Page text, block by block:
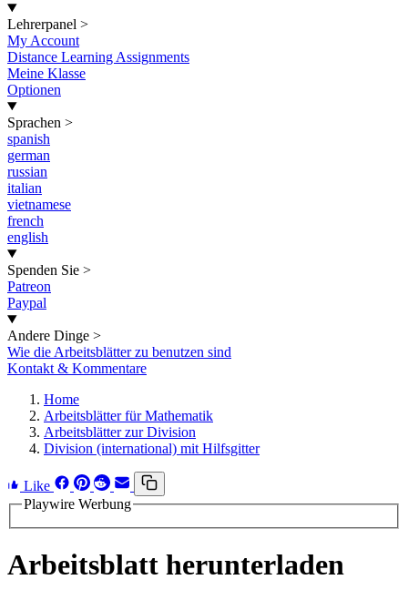
Lehrerpanel >
My Account
Distance Learning Assignments
Meine Klasse
Optionen
Sprachen >
spanish
german
russian
italian
vietnamese
french
english
Spenden Sie >
Patreon
Paypal
Andere Dinge >
Wie die Arbeitsblätter zu benutzen sind
Kontakt & Kommentare
Home
Arbeitsblätter für Mathematik
Arbeitsblätter zur Division
Division (international) mit Hilfsgitter
Like
Playwire Werbung
Arbeitsblatt herunterladen